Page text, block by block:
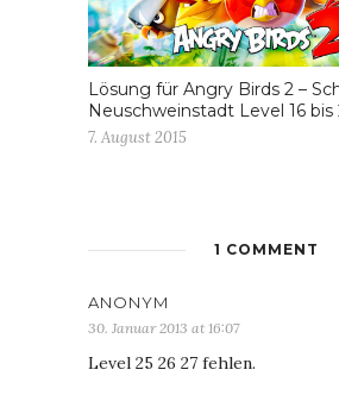
Lösung für Angry Birds 2 –
Neuschweinstadt Level 16 bis
7. August 2015
1 COMMENT
ANONYM
30. Januar 2013 at 16:07
Level 25 26 27 fehlen.